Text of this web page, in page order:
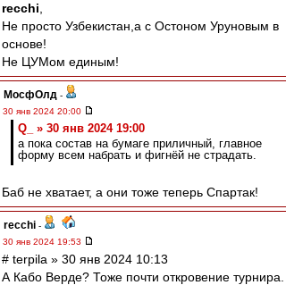
recchi
Не просто Узбекистан,а с Остоном Уруновым в
основе!
Не ЦУМом единым!
МосфОлд -
30 янв 2024 20:00
Q_ » 30 янв 2024 19:00
а пока состав на бумаге приличный, главное
форму всем набрать и фигнёй не страдать.
Баб не хватает, а они тоже теперь Спартак!
recchi -
30 янв 2024 19:53
# terpila » 30 янв 2024 10:13
А Кабо Верде? Тоже почти откровение турнира.